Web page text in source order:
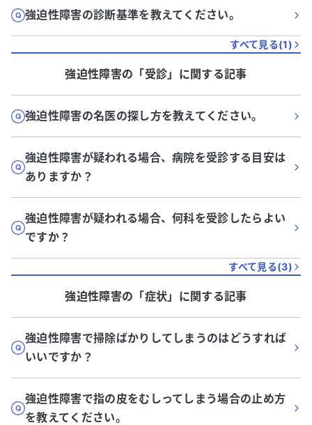
強迫性障害の診断基準を教えてください。
すべて見る(1)
強迫性障害の「受診」に関する記事
強迫性障害の名医の探し方を教えてください。
強迫性障害が疑われる場合、病院を受診する目安は
ありますか？
強迫性障害が疑われる場合、何科を受診したらよい
ですか？
すべて見る(3)
強迫性障害の「症状」に関する記事
強迫性障害で掃除ばかりしてしまうのはどうすれば
いいですか？
強迫性障害で指の皮をむしってしまう場合の止め方
を教えてください。